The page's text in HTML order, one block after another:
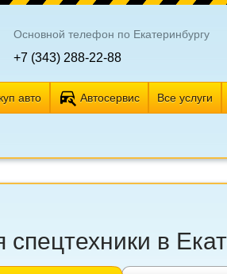
Основной телефон по Екатеринбургу
+7 (343) 288-22-88
авто Автосервис Все услуги
в